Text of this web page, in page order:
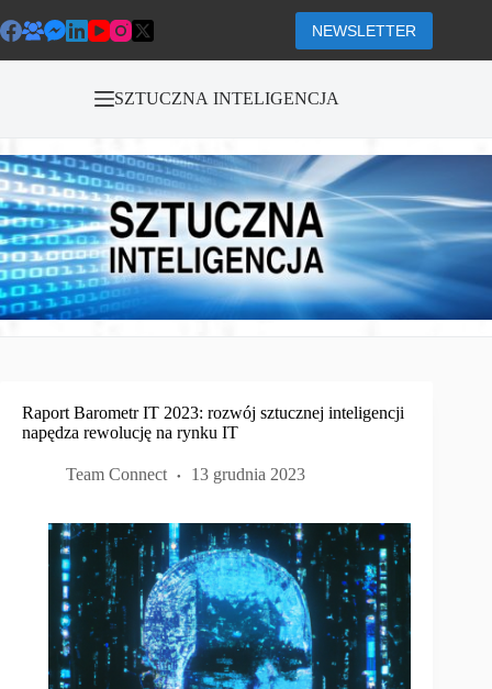
do
treści
NEWSLETTER
SZTUCZNA INTELIGENCJA
Raport Barometr IT 2023: rozwój sztucznej inteligencji
napędza rewolucję na rynku IT
Team Connect 13 grudnia 2023